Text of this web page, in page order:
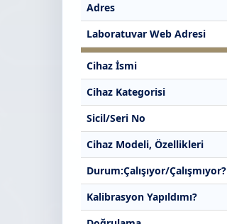
Adres
Laboratuvar Web Adresi
Cihaz İsmi
Cihaz Kategorisi
Sicil/Seri No
Cihaz Modeli, Özellikleri
Durum:Çalışıyor/Çalışmıyor?
Kalibrasyon Yapıldımı?